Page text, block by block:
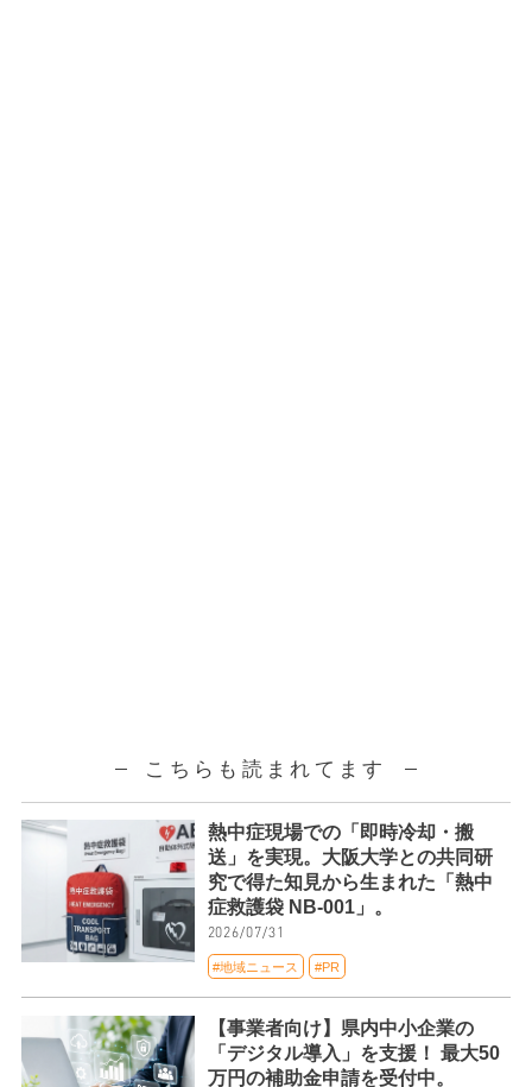
こちらも読まれてます
熱中症現場での「即時冷却・搬
送」を実現。大阪大学との共同研
究で得た知見から生まれた「熱中
症救護袋 NB-001」。
2026/07/31
#地域ニュース #PR
【事業者向け】県内中小企業の
「デジタル導入」を支援！ 最大50
万円の補助金申請を受付中。